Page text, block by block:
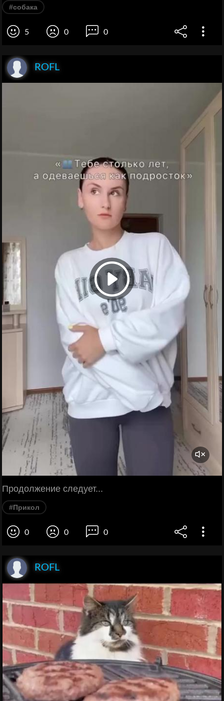
#собака
5 0 0
ROFL
Продолжение следует...
#Прикол
0 0 0
ROFL